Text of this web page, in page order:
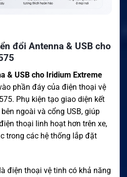
đổi Antenna & USB cho
& USB cho Iridium Extreme
phần đáy của điện thoại vệ
Phụ kiện tạo giao diện kết
ngoài và cổng USB, giúp
thoại linh hoạt hơn trên xe,
trong các hệ thống lắp đặt
điện thoại vệ tinh có khả năng